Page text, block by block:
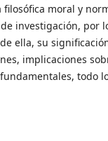
moral y
investigación, por
ella, su
implicaciones
todo